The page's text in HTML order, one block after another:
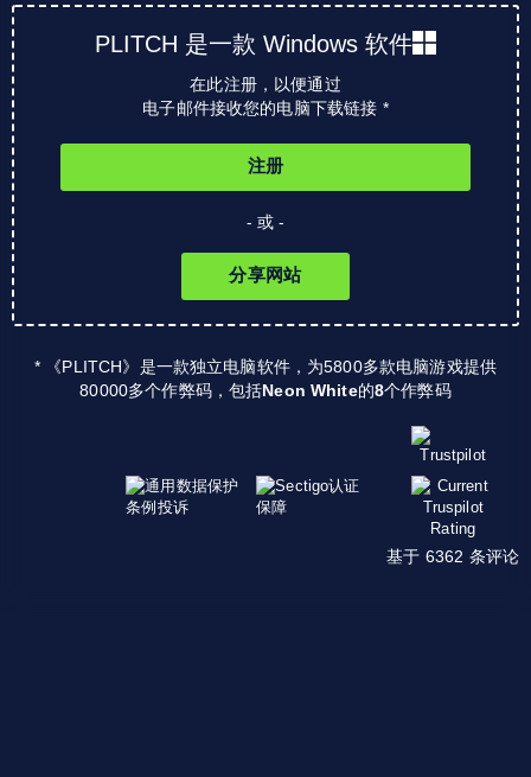
PLITCH 是一款 Windows 软件
在此注册，以便通过
电子邮件接收您的电脑下载链接 *
注册
- 或 -
分享网站
* 《PLITCH》是一款独立电脑软件，为5800多款电脑游戏提供
80000多个作弊码，包括Neon White的8个作弊码
基于 6362 条评论